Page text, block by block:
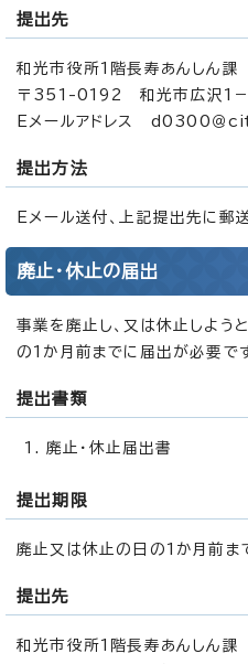
提出先
和光市役所1階長寿あんしん課
〒351-0192 和光市広沢1
Eメールアドレス d0300＠
提出方法
Eメール送付、上記提出先に郵
廃止・休止の届出
事業を廃止し、又は休止しよう
の1か月前までに届出が必要です
提出書類
廃止・休止届出書
提出期限
廃止又は休止の日の1か月前ま
提出先
和光市役所1階長寿あんしん課